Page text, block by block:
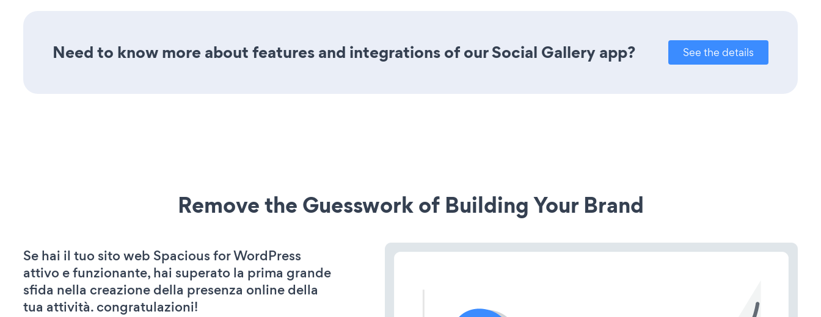
Need to know more about features and integrations of our Social Gallery app? See the details
Remove the Guesswork of Building Your Brand
Se hai il tuo sito web Spacious for WordPress
attivo e funzionante, hai superato la prima grande
sfida nella creazione della presenza online della
tua attività. congratulazioni!